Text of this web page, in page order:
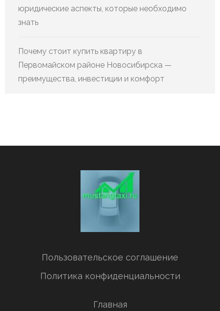
юридические аспекты, которые необходимо
знать
Почему стоит купить квартиру в
Первомайском районе Новосибирска —
преимущества, инвестиции и комфорт
Пользовательское соглашение
Политика конфиденциальности
Главная